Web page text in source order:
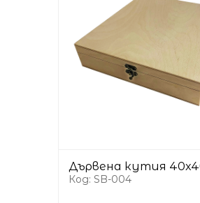
Дървена кутия
Код: SB-004